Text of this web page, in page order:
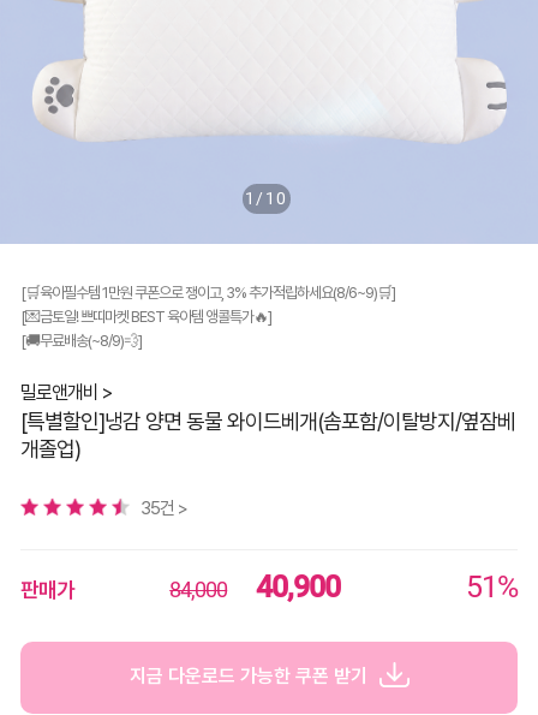
1/10
[🛒육아필수템 1만원 쿠폰으로 쟁이고, 3% 추가적립하세요(8/6~9)🛒]
[💌금토일! 쁘띠마켓 BEST 육아템 앵콜특가🔥]
[🚚무료배송(~8/9)💨]
밀로앤개비 >
[특별할인]냉감 양면 동물 와이드베개(솜포함/이탈방지/옆잠베
개졸업)
35건 >
판매가 84,000 40,900 51%
지금 다운로드 가능한 쿠폰 받기